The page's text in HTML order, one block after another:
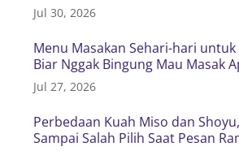
Jul 30, 2026
Menu Masakan Sehari-hari untuk
Biar Nggak Bingung Mau Masak
Jul 27, 2026
Perbedaan Kuah Miso dan
Sampai Salah Pilih Saat Pesan